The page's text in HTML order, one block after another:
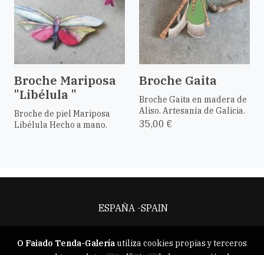
Broche Mariposa
"Libélula "
Broche de piel Mariposa
Libélula Hecho a mano.
Broche Gaita
Broche Gaita en madera de
Aliso. Artesanía de Galicia.
35,00 €
ESPAÑA -SPAIN
O Faiado Tenda-Galeríautiliza cookies propias y terceros